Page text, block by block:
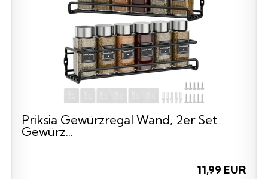
Priksia Gewürzregal Wand, 2er Set
Gewürz...
11,99 EUR